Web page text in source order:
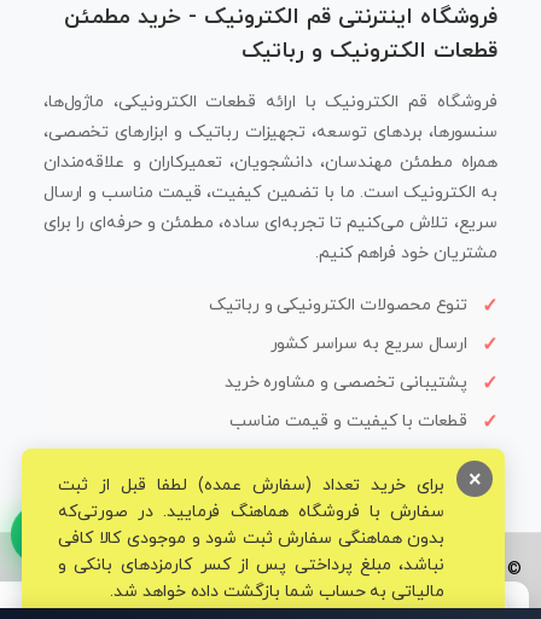
فروشگاه اینترنتی قم الکترونیک - خرید مطمئن
قطعات الکترونیک و رباتیک
فروشگاه قم الکترونیک با ارائه قطعات الکترونیکی، ماژول‌ها،
سنسورها، بردهای توسعه، تجهیزات رباتیک و ابزارهای تخصصی،
همراه مطمئن مهندسان، دانشجویان، تعمیرکاران و علاقه‌مندان
به الکترونیک است. ما با تضمین کیفیت، قیمت مناسب و ارسال
سریع، تلاش می‌کنیم تا تجربه‌ای ساده، مطمئن و حرفه‌ای را برای
مشتریان خود فراهم کنیم.
تنوع محصولات الکترونیکی و رباتیک
ارسال سریع به سراسر کشور
پشتیبانی تخصصی و مشاوره خرید
قطعات با کیفیت و قیمت مناسب
© تمامی حقوق برای فروشگاه تخصصی قم الکترونیک محفوظ می‌باشد.
برای خرید تعداد (سفارش عمده) لطفا قبل از ثبت
سفارش با فروشگاه هماهنگ فرمایید. در صورتی‌که
بدون هماهنگی سفارش ثبت شود و موجودی کالا کافی
نباشد، مبلغ پرداختی پس از کسر کارمزدهای بانکی و
مالیاتی به حساب شما بازگشت داده خواهد شد.
×